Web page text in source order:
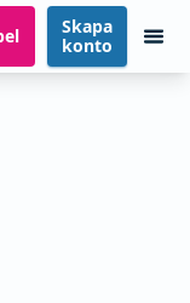
Skapa
konto